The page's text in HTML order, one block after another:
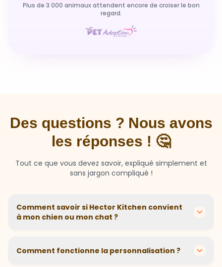
Plus de 3 000 animaux attendent encore de croiser le bon
regard.
Des questions ? Nous avons
les réponses ! 🤔
Tout ce que vous devez savoir, expliqué simplement et
sans jargon compliqué !
Comment savoir si Hector Kitchen convient
à mon chien ou mon chat ?
recettes personnalisées selon l'âge, la race, le poids et
les sensibilités de votre compagnon. Si votre animal a
Comment fonctionne la personnalisation ?